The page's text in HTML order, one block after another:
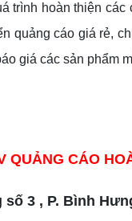
trình hoàn thiện
quảng cáo giá rẻ,
giá các sản phẩm
QUẢNG CÁO
3 , P. Bình